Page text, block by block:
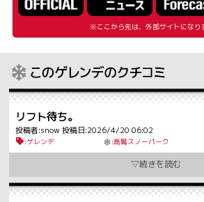
※ここから先は、外部サイトになり
リフト待ち。
投稿者:snow 投稿日:2026/4/20 06:02
:ゲレンデ :高鷲スノーパーク